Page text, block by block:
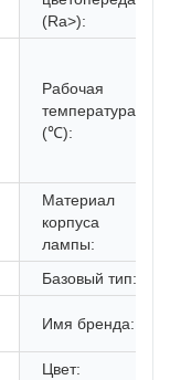
(Ra>):
Рабочая
температура
(℃):
Материал
корпуса
лампы:
Базовый тип:
Имя бренда:
Цвет: